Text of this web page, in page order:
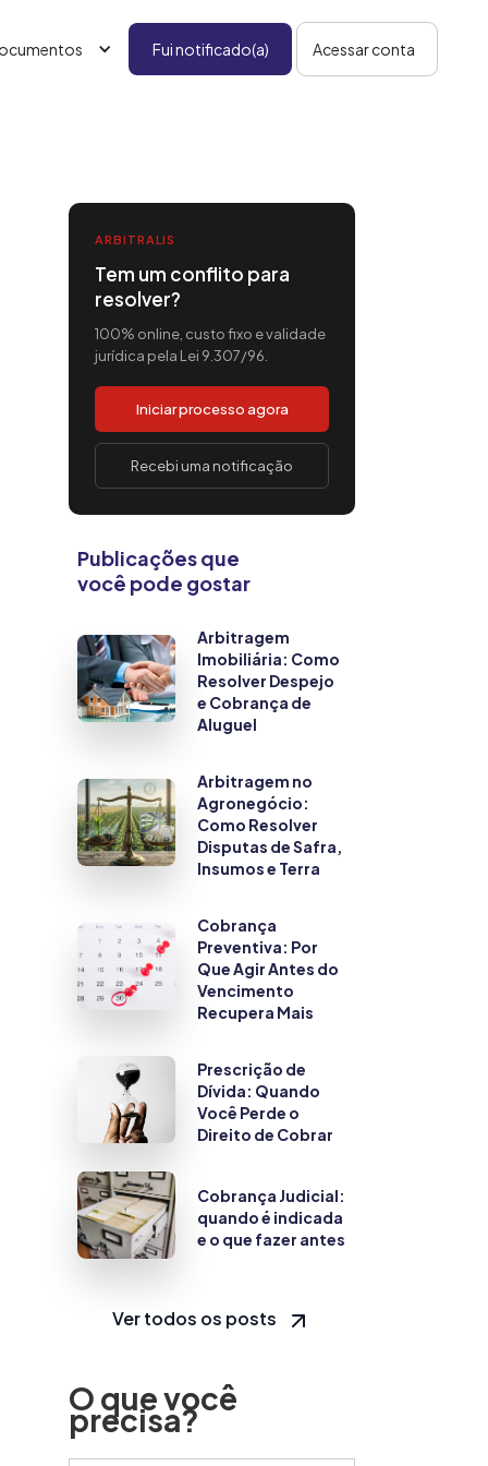
Fui notificado(a) Acessar conta
ARBITRALIS
Tem um conflito para
resolver?
100% online, custo fixo e validade
jurídica pela Lei 9.307/96.
Iniciar processo agora
Recebi uma notificação
Publicações que
você pode gostar
Arbitragem
Imobiliária: Como
Resolver Despejo
e Cobrança de
Aluguel
Arbitragem no
Agronegócio:
Como Resolver
Disputas de Safra,
Insumos e Terra
Cobrança
Preventiva: Por
Que Agir Antes do
Vencimento
Recupera Mais
Prescrição de
Dívida: Quando
Você Perde o
Direito de Cobrar
Cobrança Judicial:
quando é indicada
e o que fazer antes
Ver todos os posts
O que você
precisa?